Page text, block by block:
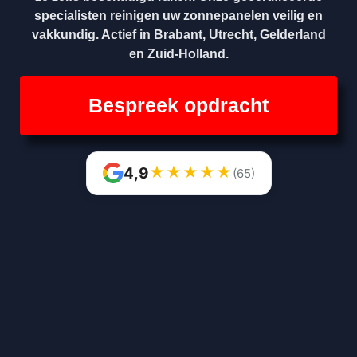
specialisten reinigen uw zonnepanelen veilig en
vakkundig. Actief in Brabant, Utrecht, Gelderland
en Zuid-Holland.
Bespreek opdracht
4,9★ ★ ★ ★ ★ (65)